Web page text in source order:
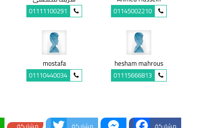
01145002210
01111100291
hesham mahrous
01115666813
mostafa
01110440034
Facebook
Messenger
Twitter